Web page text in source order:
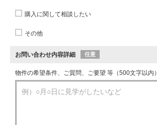
購入に関して相談したい
その他
お問い合わせ内容詳細 任意
物件の希望条件、ご質問、ご要望 等（500文字以内）